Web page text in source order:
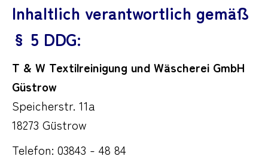
Inhaltlich verantwortlich gemäß
§ 5 DDG:
T & W Textilreinigung und Wäscherei GmbH
Güstrow
Speicherstr. 11a
18273 Güstrow
Telefon: 03843 - 48 84